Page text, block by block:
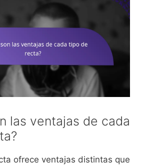
las ventajas de cada
ofrece ventajas distintas que